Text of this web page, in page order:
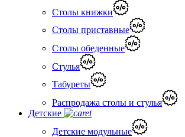
Столы книжки
Столы приставные
Столы обеденные
Стулья
Табуреты
Распродажа столы и стулья
Детские
Детские модульные